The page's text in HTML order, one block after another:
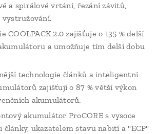
a spirálové vrtání, řezání závitů,
vystružování.
COOLPACK 2.0 zajišťuje o 135 % delší
a umožňuje tím delší dobu
technologie článků a inteligentní
zajišťují o 87 % větší výkon
akumulátorů.
akumulátor ProCORE s vysoce
články, ukazatelem stavu nabití a "ECP"